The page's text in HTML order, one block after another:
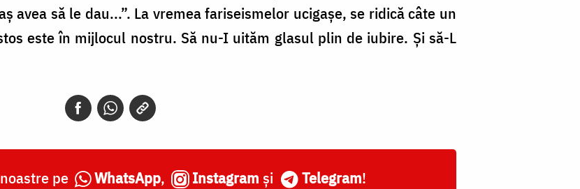
avea să le dau...”. La vremea fariseismelor ucigașe, se ridică câte un
este în mijlocul nostru. Să nu-I uităm glasul plin de iubire. Și să-L
pe WhatsApp, Instagram și Telegram!